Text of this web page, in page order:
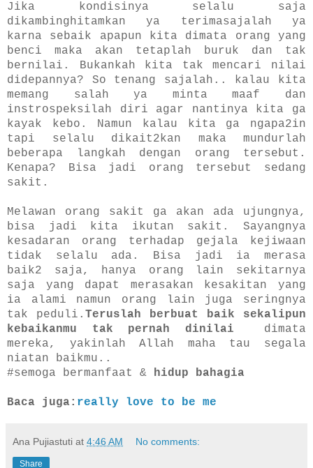
Jika kondisinya selalu saja
dikambinghitamkan ya terimasajalah ya
karna sebaik apapun kita dimata orang yang
benci maka akan tetaplah buruk dan tak
bernilai. Bukankah kita tak mencari nilai
didepannya? So tenang sajalah.. kalau kita
memang salah ya minta maaf dan
instrospeksilah diri agar nantinya kita ga
kayak kebo. Namun kalau kita ga ngapa2in
tapi selalu dikait2kan maka mundurlah
beberapa langkah dengan orang tersebut.
Kenapa? Bisa jadi orang tersebut sedang
sakit.
Melawan orang sakit ga akan ada ujungnya,
bisa jadi kita ikutan sakit. Sayangnya
kesadaran orang terhadap gejala kejiwaan
tidak selalu ada. Bisa jadi ia merasa
baik2 saja, hanya orang lain sekitarnya
saja yang dapat merasakan kesakitan yang
ia alami namun orang lain juga seringnya
tak peduli. Teruslah berbuat baik sekalipun
kebaikanmu tak pernah dinilai dimata
mereka, yakinlah Allah maha tau segala
niatan baikmu..
#semoga bermanfaat & hidup bahagia
Baca juga: really love to be me
Ana Pujiastuti at 4:46 AM No comments:
Share